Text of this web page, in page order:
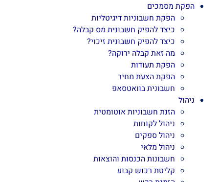
הפקת מסמכים
הפקת חשבוניות דיגיטליות
כיצד להפיק חשבונית מס קבלה?
כיצד להפיק חשבונית זיכוי?
מה זאת קבלה ירוקה?
הפקת תעודות
הפקת הצעת מחיר
חשבונית בוואטסאפ
ניהול
הזנת חשבוניות אוטומטית
ניהול לקוחות
ניהול ספקים
ניהול מלאי
חשבונות הכנסות והוצאות
קליטת רכוש קבוע